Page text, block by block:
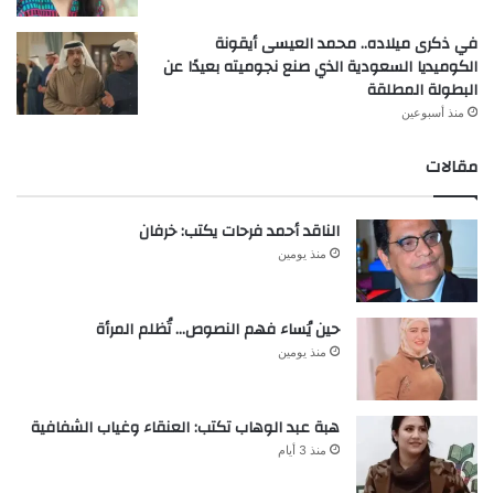
في ذكرى ميلاده.. محمد العيسى أيقونة
الكوميديا السعودية الذي صنع نجوميته بعيدًا عن
البطولة المطلقة
منذ أسبوعين
مقالات
الناقد أحمد فرحات يكتب: خرفان
منذ يومين
حين يُساء فهم النصوص… تُظلم المرأة
منذ يومين
هبة عبد الوهاب تكتب: العنقاء وغياب الشفافية
منذ 3 أيام